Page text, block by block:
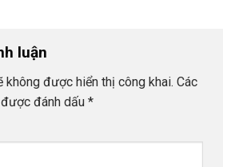
luận
không được hiển thị công khai. Các
đánh dấu *